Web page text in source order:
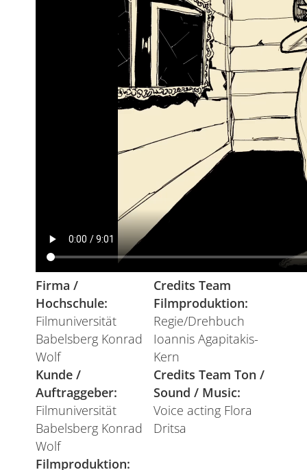
Firma /
Hochschule:
Filmuniversität
Babelsberg Konrad
Wolf
Kunde /
Auftraggeber:
Filmuniversität
Babelsberg Konrad
Wolf
Filmproduktion:
Credits Team
Filmproduktion:
Regie/Drehbuch
Ioannis Agapitakis-
Kern
Credits Team Ton /
Sound / Music:
Voice acting Flora
Dritsa